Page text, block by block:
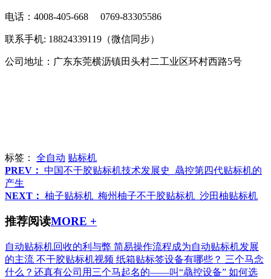
电话：4008-405-668 0769-83305586
联系手机: 18824339119（微信同步）
公司地址：广东东莞横沥镇田头村二工业区环村西路5号
标签： 全自动 贴标机
PREV： 中国不干胶贴标机技术发展史_骉控第四代贴标机的
产生
NEXT： 柚子贴标机_梅州柚子不干胶贴标机_沙田柚贴标机
推荐阅读MORE +
自动贴标机回收的利与弊 简易操作流程成为自动贴标机发展
的主流 不干胶贴标机视频 纸箱贴标签设备有哪些？ 三个马念
什么？还真有公司用三个马起名的——叫“骉控设备” 如何选